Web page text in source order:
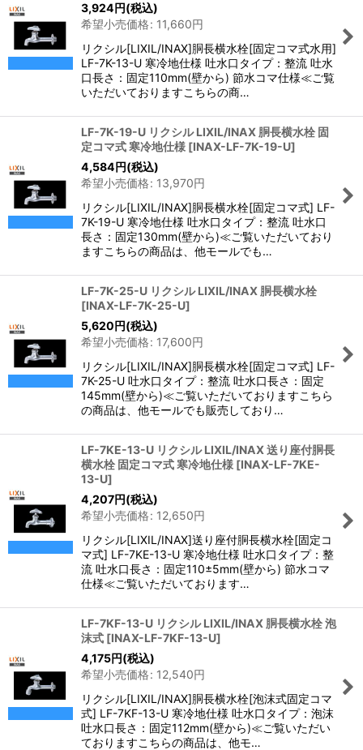
3,924円(税込)
希望小売価格: 11,660円
リクシル[LIXIL/INAX]胴長横水栓[固定コマ式水用]
LF-7K-13-U 寒冷地仕様 吐水口タイプ：整流 吐水
口長さ：固定110mm(壁から) 節水コマ仕様≪ご覧
いただいておりますこちらの商…
LF-7K-19-U リクシル LIXIL/INAX 胴長横水栓 固
定コマ式 寒冷地仕様 [INAX-LF-7K-19-U]
4,584円(税込)
希望小売価格: 13,970円
リクシル[LIXIL/INAX]胴長横水栓[固定コマ式] LF-
7K-19-U 寒冷地仕様 吐水口タイプ：整流 吐水口
長さ：固定130mm(壁から)≪ご覧いただいており
ますこちらの商品は、他モールでも…
LF-7K-25-U リクシル LIXIL/INAX 胴長横水栓
[INAX-LF-7K-25-U]
5,620円(税込)
希望小売価格: 17,600円
リクシル[LIXIL/INAX]胴長横水栓[固定コマ式] LF-
7K-25-U 吐水口タイプ：整流 吐水口長さ：固定
145mm(壁から)≪ご覧いただいておりますこちら
の商品は、他モールでも販売しており…
LF-7KE-13-U リクシル LIXIL/INAX 送り座付胴長
横水栓 固定コマ式 寒冷地仕様 [INAX-LF-7KE-
13-U]
4,207円(税込)
希望小売価格: 12,650円
リクシル[LIXIL/INAX]送り座付胴長横水栓[固定コ
マ式] LF-7KE-13-U 寒冷地仕様 吐水口タイプ：整
流 吐水口長さ：固定110±5mm(壁から) 節水コマ
仕様≪ご覧いただいております…
LF-7KF-13-U リクシル LIXIL/INAX 胴長横水栓 泡
沫式 [INAX-LF-7KF-13-U]
4,175円(税込)
希望小売価格: 12,540円
リクシル[LIXIL/INAX]胴長横水栓[泡沫式固定コマ
式] LF-7KF-13-U 寒冷地仕様 吐水口タイプ：泡沫
吐水口長さ：固定112mm(壁から)≪ご覧いただい
ておりますこちらの商品は、他モ…